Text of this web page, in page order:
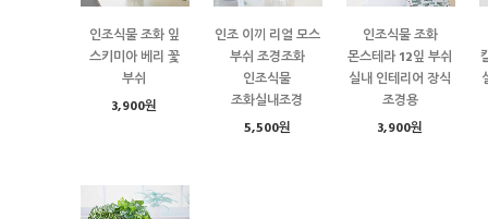
인조식물 조화 잎
스키미아 베리 꽃
부쉬
3,900원
인조 이끼 리얼 모스
부쉬 조경조화
인조식물
조화실내조경
5,500원
인조식물 조화
몬스테라 12잎 부쉬
실내 인테리어 장식
조경용
3,900원